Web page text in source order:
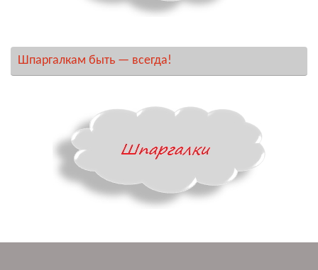
Шпаргалкам быть — всегда!